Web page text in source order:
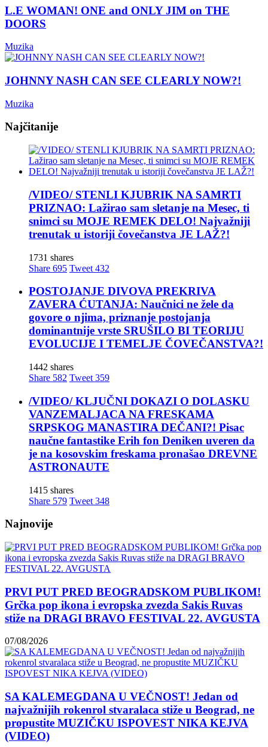
L.E WOMAN! ONE and ONLY JIM on THE
DOORS
Muzika
JOHNNY NASH CAN SEE CLEARLY NOW?!
Muzika
Najčitanije
/VIDEO/ STENLI KJUBRIK NA SAMRTI
PRIZNAO: Lažirao sam sletanje na Mesec, ti
snimci su MOJE REMEK DELO! Najvažniji
trenutak u istoriji čovečanstva JE LAŽ?!
1731 shares
Share 695 Tweet 432
POSTOJANJE DIVOVA PREKRIVA
ZAVERA ĆUTANJA: Naučnici ne žele da
govore o njima, priznanje postojanja
dominantnije vrste SRUŠILO BI TEORIJU
EVOLUCIJE I TEMELJE ČOVEČANSTVA?!
1442 shares
Share 582 Tweet 359
/VIDEO/ KLJUČNI DOKAZI O DOLASKU
VANZEMALJACA NA FRESKAMA
SRPSKOG MANASTIRA DEČANI?! Pisac
naučne fantastike Erih fon Deniken uveren da
je na kosovskim freskama pronašao DREVNE
ASTRONAUTE
1415 shares
Share 579 Tweet 348
Najnovije
PRVI PUT PRED BEOGRADSKOM PUBLIKOM!
Grčka pop ikona i evropska zvezda Sakis Ruvas
stiže na DRAGI BRAVO FESTIVAL 22. AVGUSTA
07/08/2026
SA KALEMEGDANA U VEČNOST! Jedan od
najvažnijih rokenrol stvaralaca stiže u Beograd, ne
propustite MUZIČKU ISPOVEST NIKA KEJVA
(VIDEO)